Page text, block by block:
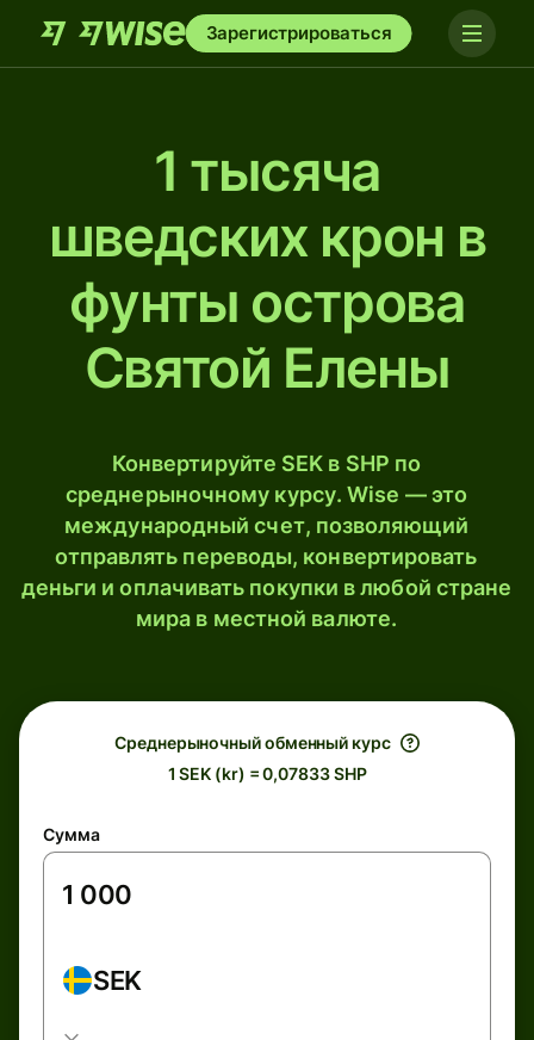
Зарегистрироваться
1 тысяча
шведских крон в
фунты острова
Святой Елены
Конвертируйте SEK в SHP по
среднерыночному курсу. Wise — это
международный счет, позволяющий
отправлять переводы, конвертировать
деньги и оплачивать покупки в любой стране
мира в местной валюте.
Среднерыночный обменный курс
1 SEK (kr) = 0,07833 SHP
Сумма
SEK